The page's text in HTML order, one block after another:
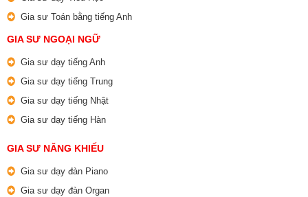
Gia sư Toán bằng tiếng Anh
GIA SƯ NGOẠI NGỮ
Gia sư dạy tiếng Anh
Gia sư dạy tiếng Trung
Gia sư dạy tiếng Nhật
Gia sư dạy tiếng Hàn
GIA SƯ NĂNG KHIẾU
Gia sư dạy đàn Piano
Gia sư dạy đàn Organ